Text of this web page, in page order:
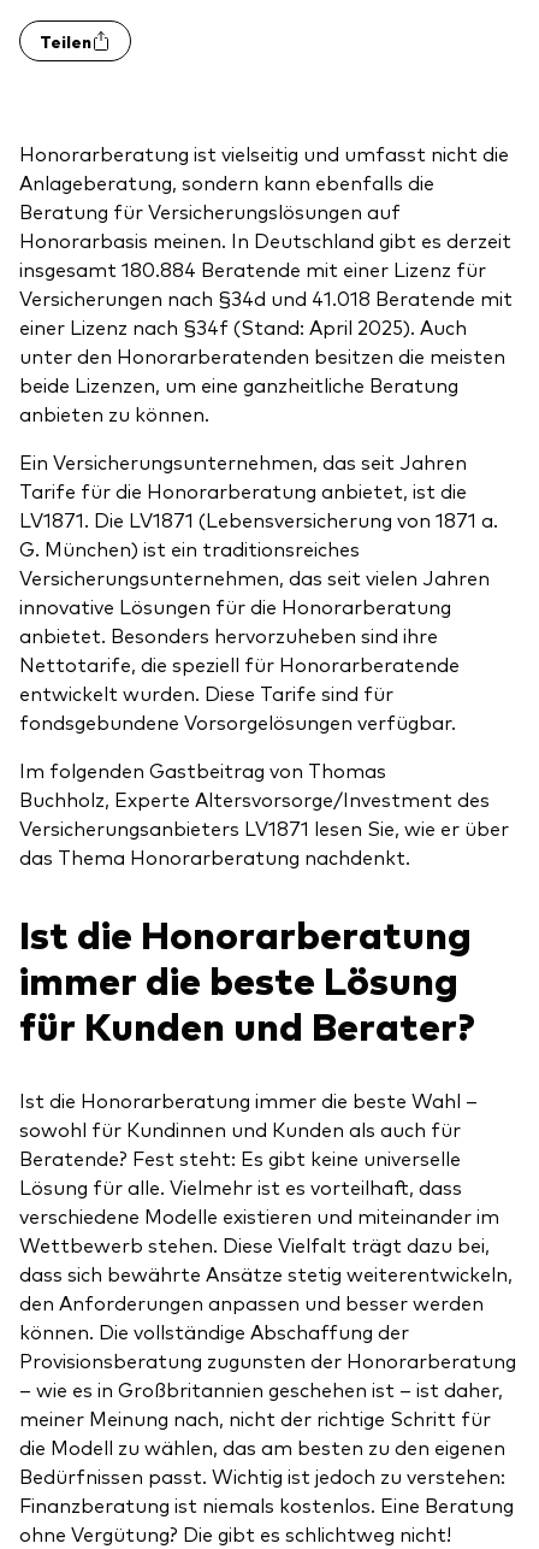
Dokumente, die Vertrauen schaffen
Ressourcen
Marktvolatilität
Research
Anbieterliste
Vanguard Modellportfolios
Vanguard Beratungsstudie
Betrugsprävention
Teilen
Honorarberatung ist vielseitig und umfasst nicht die
Anlageberatung, sondern kann ebenfalls die
Beratung für Versicherungslösungen auf
Honorarbasis meinen. In Deutschland gibt es derzeit
insgesamt 180.884 Beratende mit einer Lizenz für
Versicherungen nach §34d und 41.018 Beratende mit
einer Lizenz nach §34f (Stand: April 2025). Auch
unter den Honorarberatenden besitzen die meisten
beide Lizenzen, um eine ganzheitliche Beratung
anbieten zu können.
Ein Versicherungsunternehmen, das seit Jahren
Tarife für die Honorarberatung anbietet, ist die
LV1871. Die LV1871 (Lebensversicherung von 1871 a.
G. München) ist ein traditionsreiches
Versicherungsunternehmen, das seit vielen Jahren
innovative Lösungen für die Honorarberatung
anbietet. Besonders hervorzuheben sind ihre
Nettotarife, die speziell für Honorarberatende
entwickelt wurden. Diese Tarife sind für
fondsgebundene Vorsorgelösungen verfügbar.
Im folgenden Gastbeitrag von Thomas
Buchholz, Experte Altersvorsorge/Investment des
Versicherungsanbieters LV1871 lesen Sie, wie er über
das Thema Honorarberatung nachdenkt.
Ist die Honorarberatung
immer die beste Lösung
für Kunden und Berater?
Ist die Honorarberatung immer die beste Wahl –
sowohl für Kundinnen und Kunden als auch für
Beratende? Fest steht: Es gibt keine universelle
Lösung für alle. Vielmehr ist es vorteilhaft, dass
verschiedene Modelle existieren und miteinander im
Wettbewerb stehen. Diese Vielfalt trägt dazu bei,
dass sich bewährte Ansätze stetig weiterentwickeln,
den Anforderungen anpassen und besser werden
können. Die vollständige Abschaffung der
Provisionsberatung zugunsten der Honorarberatung
– wie es in Großbritannien geschehen ist – ist daher,
meiner Meinung nach, nicht der richtige Schritt für
die Modell zu wählen, das am besten zu den eigenen
Bedürfnissen passt. Wichtig ist jedoch zu verstehen:
Finanzberatung ist niemals kostenlos. Eine Beratung
ohne Vergütung? Die gibt es schlichtweg nicht!